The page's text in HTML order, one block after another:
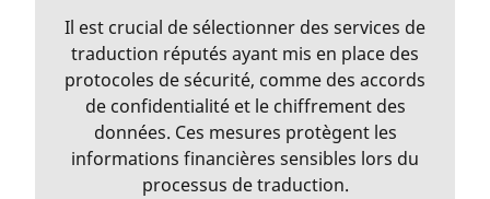
Il est crucial de sélectionner des services de
traduction réputés ayant mis en place des
protocoles de sécurité, comme des accords
de confidentialité et le chiffrement des
données. Ces mesures protègent les
informations financières sensibles lors du
processus de traduction.